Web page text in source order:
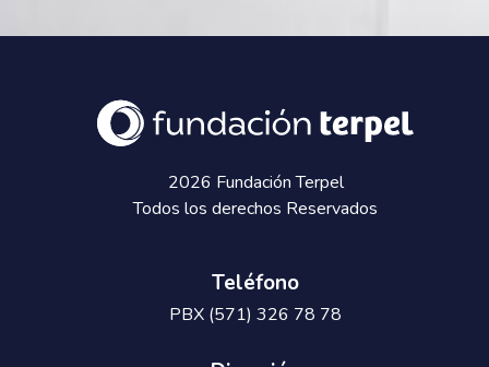
2026 Fundación Terpel
Todos los derechos Reservados
Teléfono
PBX (571) 326 78 78